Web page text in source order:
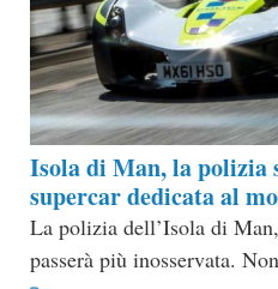
Isola di Man, la polizia
supercar dedicata al
La polizia dell’Isola di
passerà più inosservata.